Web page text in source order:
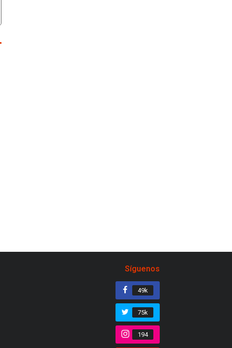
Síguenos
49k
75k
194